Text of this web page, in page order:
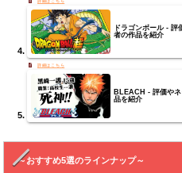
ドラゴンボール - 評
者の作品を紹介
BLEACH - 評価やネ
品を紹介
～おすすめ5選のラインナップ～